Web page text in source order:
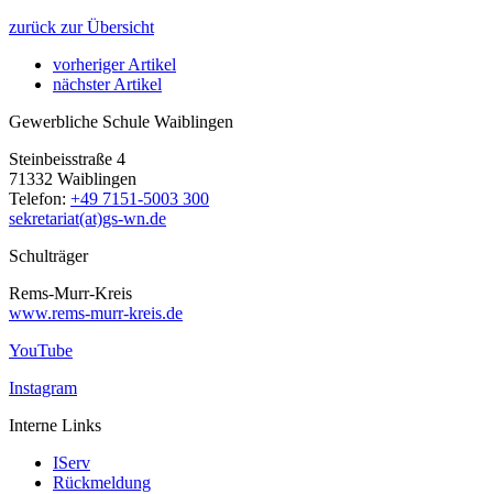
zurück zur Übersicht
vorheriger Artikel
nächster Artikel
Gewerbliche Schule Waiblingen
Steinbeisstraße 4
71332 Waiblingen
Telefon: +49 7151-5003 300
sekretariat(at)gs-wn.de
Schulträger
Rems-Murr-Kreis
www.rems-murr-kreis.de
YouTube
Instagram
Interne Links
IServ
Rückmeldung